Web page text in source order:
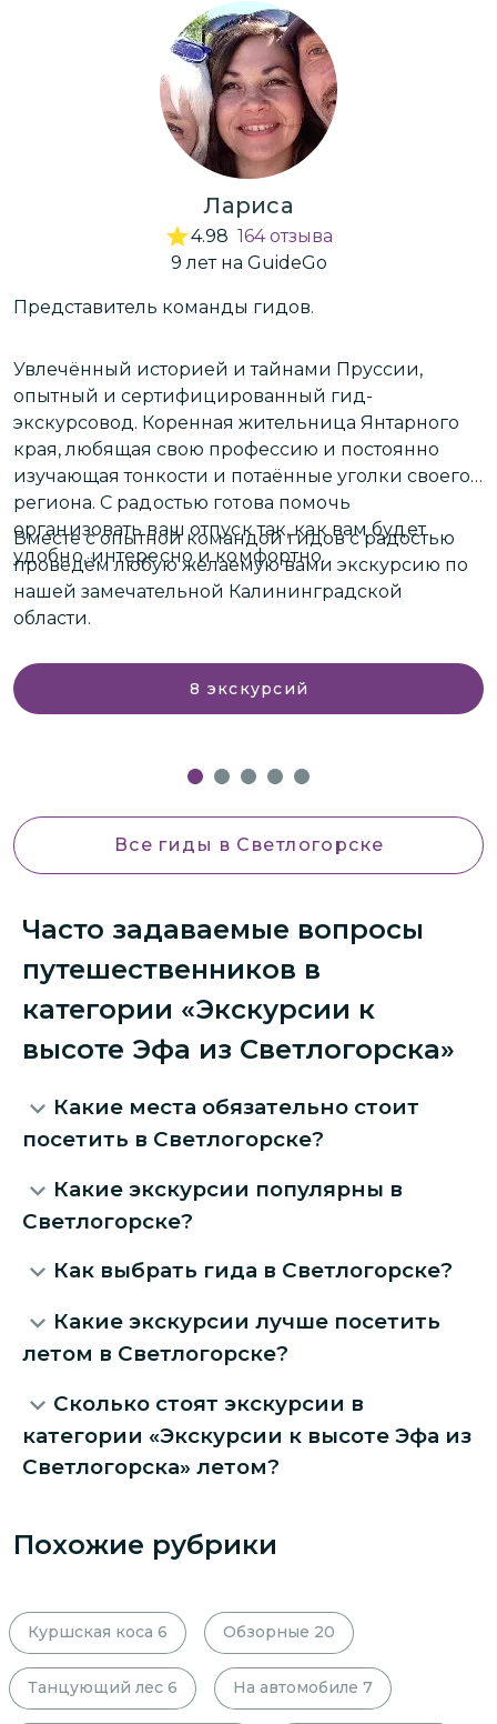
Лариса
4.98 164 отзыва
9 летна GuideGo
Представитель команды гидов.
Увлечённый историей и тайнами Пруссии,
опытный и сертифицированный гид-
экскурсовод. Коренная жительница Янтарного
края, любящая свою профессию и постоянно
изучающая тонкости и потаённые уголки своего
региона. С радостью готова помочь
организовать ваш отпуск так, как вам будет
удобно, интересно и комфортно.
Вместе с опытной командой гидов с радостью
проведём любую желаемую вами экскурсию по
нашей замечательной Калининградской
области.
8 экскурсий
Все гиды в Светлогорске
Часто задаваемые вопросы
путешественников в
категории «Экскурсии к
высоте Эфа из Светлогорска»
Какие места обязательно стоит
посетить в Светлогорске?
Какие экскурсии популярны в
Светлогорске?
Как выбрать гида в Светлогорске?
Какие экскурсии лучше посетить
летом в Светлогорске?
Сколько стоят экскурсии в
категории «Экскурсии к высоте Эфа из
Светлогорска» летом?
Похожие рубрики
Куршская коса 6 Обзорные 20
Танцующий лес 6 На автомобиле 7